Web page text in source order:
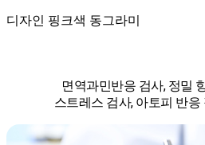
디자인 핑크색 동그라미
면역과민반응 검사, 정밀
스트레스 검사, 아토피 반응